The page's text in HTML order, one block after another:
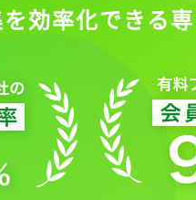
効率化できる